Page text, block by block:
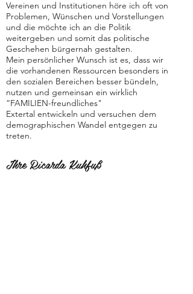
Vereinen und Institutionen höre ich oft von
Problemen, Wünschen und Vorstellungen
und die möchte ich an die Politik
weitergeben und somit das politische
Geschehen bürgernah gestalten.
Mein persönlicher Wunsch ist es, dass wir
die vorhandenen Ressourcen besonders in
den sozialen Bereichen besser bündeln,
nutzen und gemeinsan ein wirklich
“FAMILIEN-freundliches"
Extertal entwickeln und versuchen dem
demographischen Wandel entgegen zu
treten.
Ihre Ricarda Kuhfuß